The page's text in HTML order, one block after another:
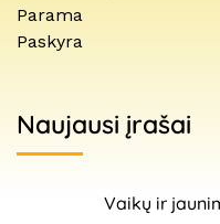
Parama
Paskyra
Naujausi įrašai
Vaikų ir